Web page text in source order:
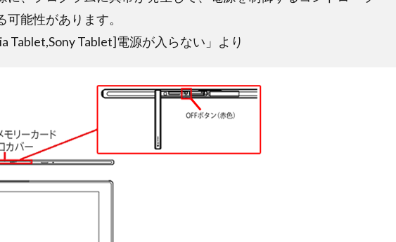
可能性があります。
Tablet,Sony Tablet]電源が入らない」より